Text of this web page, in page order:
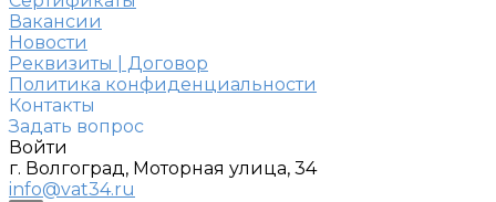
Вакансии
Новости
Реквизиты | Договор
Политика конфиденциальности
Контакты
Задать вопрос
Войти
г. Волгоград, Моторная улица, 34
info@vat34.ru